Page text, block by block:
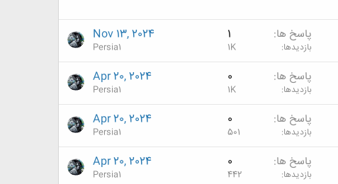
پاسخ ها 1
بازدیدها 1K
Nov 13, 2024
Persia1
پاسخ ها 0
بازدیدها 1K
Apr 20, 2024
Persia1
پاسخ ها 0
بازدیدها 501
Apr 20, 2024
Persia1
پاسخ ها 0
بازدیدها 442
Apr 20, 2024
Persia1